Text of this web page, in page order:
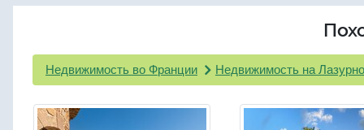
Недвижимость во Франции Недвижимость на